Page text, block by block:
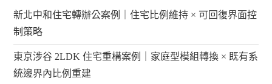
新北中和住宅轉辦公案例｜住宅比例維持 × 可回復界面控
制策略
東京涉谷 2LDK 住宅重構案例｜家庭型模組轉換 × 既有系
統邊界內比例重建